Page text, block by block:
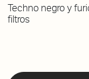
Techno negro y
filtros